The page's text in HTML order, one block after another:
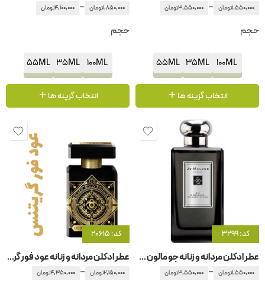
1,550,000تومان –
3,550,000تومان
حجم
100ML
35ML
55ML
انتخاب گزینه ها
1,850,000تومان –
4,100,000تومان
حجم
100ML
35ML
55ML
انتخاب گزینه ها
کد: 3299
عطر ادکلن مردانه و زنانه جو مالون عود برگاموت
1,550,000تومان –
3,550,000تومان
کد: 20615
عطر ادکلن مردانه و زنانه عود فور گریتنس اینیشیو
2,150,000تومان –
4,350,000تومان